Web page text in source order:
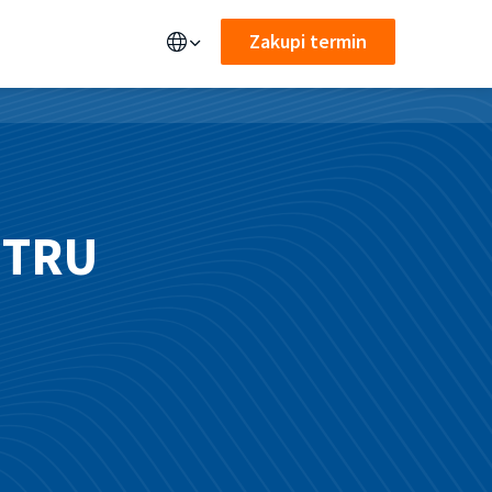
Zakupi termin